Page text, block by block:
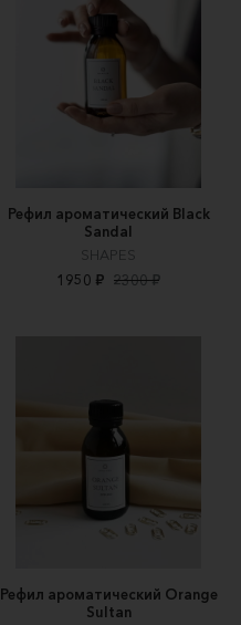
Рефил ароматический Black
Sandal
SHAPES
1950 ₽ 2300 ₽
Рефил ароматический Orange
Sultan